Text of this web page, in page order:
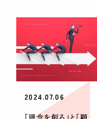
2024.07.06
「理念を創る」と「顧